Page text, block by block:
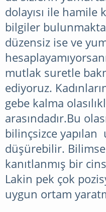
dolayısı ile hamile
bilgiler
düzensiz ise ve
mutlak suretle
ediyoruz.
gebe kalma
arasındadır.Bu
bilinçsizce
düşürebilir.
kanıtlanmış bir
Lakin pek çok
uygun ortam